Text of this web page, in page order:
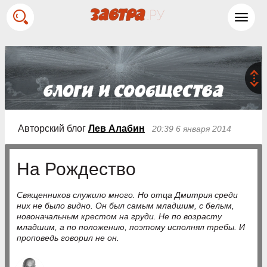
Авторский блог Лев Алабин 20:39 6 января 2014
На Рождество
Священников служило много. Но отца Дмитрия среди
них не было видно. Он был самым младшим, с белым,
новоначальным крестом на груди. Не по возрасту
младшим, а по положению, поэтому исполнял требы. И
проповедь говорил не он.